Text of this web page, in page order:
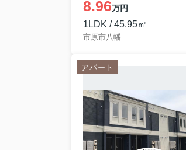
8.96万円
1LDK / 45.95㎡
市原市八幡
アパート